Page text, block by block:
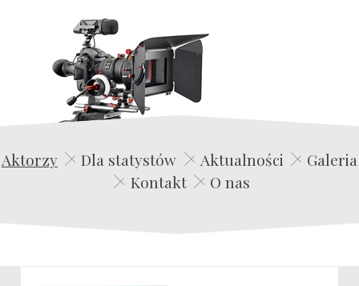
Edwin Film Agencja Aktorska
Aktorzy Dla statystów Aktualności
Galeria
Kontakt
O nas